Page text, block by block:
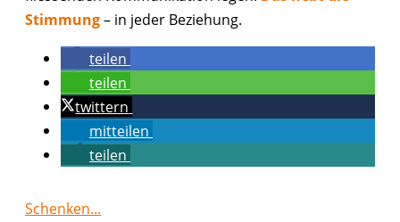
Stimmung– in jeder Beziehung.
teilen
teilen
twittern
mitteilen
teilen
Schenken...